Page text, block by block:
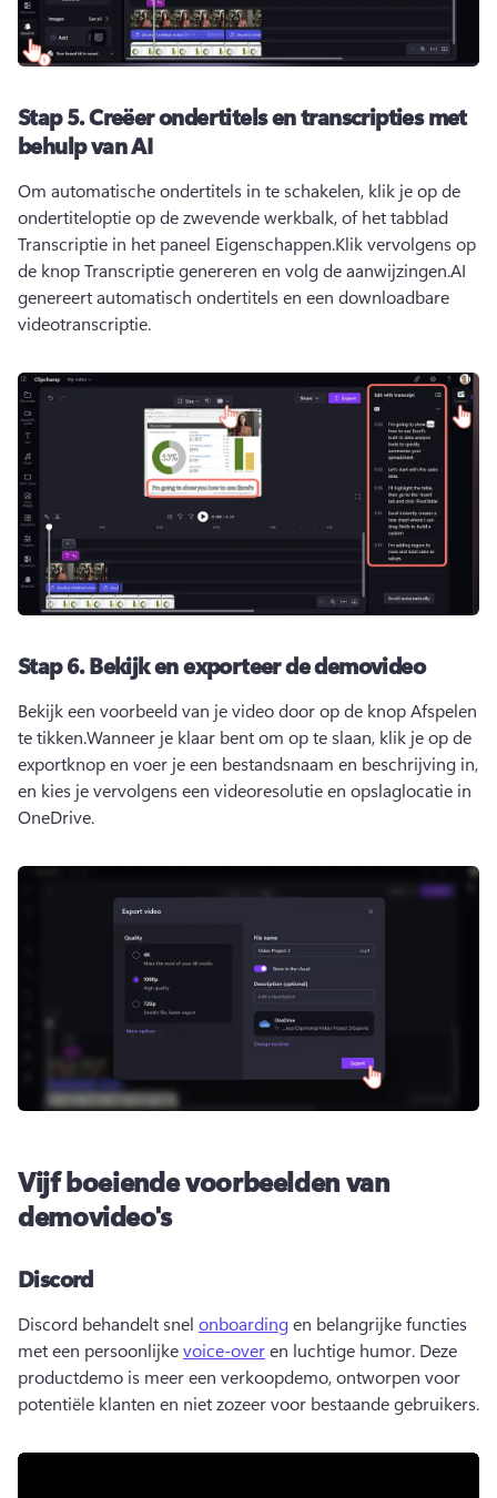
Stap 5.Creëer ondertitels en transcripties met
behulp van AI
Om automatische ondertitels in te schakelen, klik je op de
ondertiteloptie op de zwevende werkbalk, of het tabblad
Transcriptie in het paneel Eigenschappen.Klik vervolgens op
de knop Transcriptie genereren en volg de aanwijzingen.AI
genereert automatisch ondertitels en een downloadbare
videotranscriptie.
Stap 6.Bekijk en exporteer de demovideo
Bekijk een voorbeeld van je video door op de knop Afspelen
te tikken.Wanneer je klaar bent om op te slaan, klik je op de
exportknop en voer je een bestandsnaam en beschrijving in,
en kies je vervolgens een videoresolutie en opslaglocatie in
OneDrive.
Vijf boeiende voorbeelden van
demovideo's
Discord
Discord behandelt snel onboarding en belangrijke functies
met een persoonlijke voice-over en luchtige humor. Deze
productdemo is meer een verkoopdemo, ontworpen voor
potentiële klanten en niet zozeer voor bestaande gebruikers.